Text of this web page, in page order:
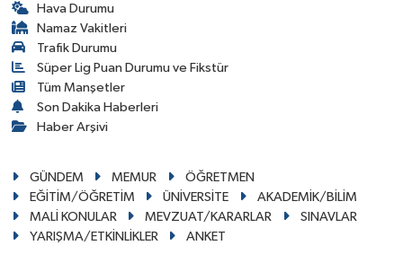
Hava Durumu
Namaz Vakitleri
Trafik Durumu
Süper Lig Puan Durumu ve Fikstür
Tüm Manşetler
Son Dakika Haberleri
Haber Arşivi
GÜNDEM MEMUR
ÖĞRETMEN
EĞİTİM/ÖĞRETİM
ÜNİVERSİTE
AKADEMİK/BİLİM
MALİ KONULAR
MEVZUAT/KARARLAR
SINAVLAR
YARIŞMA/ETKİNLİKLER
ANKET